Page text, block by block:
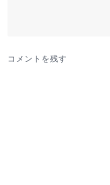
コメントを残す